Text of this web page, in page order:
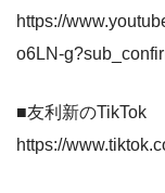
https://
o6LN-
■友利新のTikTok
https://